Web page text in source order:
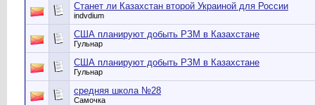
Станет ли Казахстан второй Украиной для России
indvdium
США планируют добыть РЗМ в Казахстане
Гульнар
США планируют добыть РЗМ в Казахстане
Гульнар
средняя школа №28
Самочка